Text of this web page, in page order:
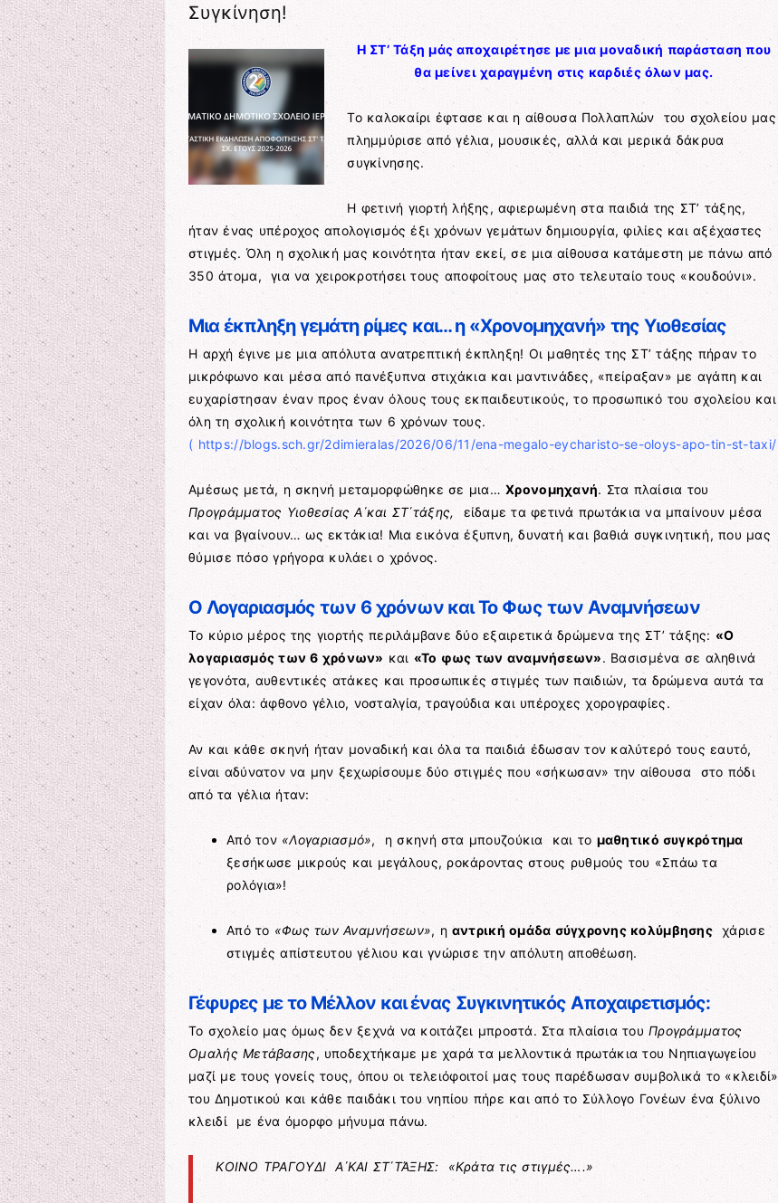
Συγκίνηση!
Η ΣΤ’ Τάξη μάς αποχαιρέτησε με μια μοναδική παράσταση που
θα μείνει χαραγμένη στις καρδιές όλων μας.
Το καλοκαίρι έφτασε και η αίθουσα Πολλαπλών του σχολείου μας
πλημμύρισε από γέλια, μουσικές, αλλά και μερικά δάκρυα
συγκίνησης.
Η φετινή γιορτή λήξης, αφιερωμένη στα παιδιά της ΣΤ’ τάξης,
ήταν ένας υπέροχος απολογισμός έξι χρόνων γεμάτων δημιουργία, φιλίες και αξέχαστες
στιγμές. Όλη η σχολική μας κοινότητα ήταν εκεί, σε μια αίθουσα κατάμεστη με πάνω από
350 άτομα, για να χειροκροτήσει τους αποφοίτους μας στο τελευταίο τους «κουδούνι».
Μια έκπληξη γεμάτη ρίμες και… η «Χρονομηχανή» της Υιοθεσίας
Η αρχή έγινε με μια απόλυτα ανατρεπτική έκπληξη! Οι μαθητές της ΣΤ’ τάξης πήραν το
μικρόφωνο και μέσα από πανέξυπνα στιχάκια και μαντινάδες, «πείραξαν» με αγάπη και
ευχαρίστησαν έναν προς έναν όλους τους εκπαιδευτικούς, το προσωπικό του σχολείου και
όλη τη σχολική κοινότητα των 6 χρόνων τους.
( https://blogs.sch.gr/2dimieralas/2026/06/11/ena-megalo-eycharisto-se-oloys-apo-tin-st-taxi/
Αμέσως μετά, η σκηνή μεταμορφώθηκε σε μια…Χρονομηχανή. Στα πλαίσια του
Προγράμματος Υιοθεσίας Α΄και ΣΤ΄τάξης,
είδαμε τα φετινά πρωτάκια να μπαίνουν μέσα
και να βγαίνουν… ως εκτάκια! Μια εικόνα έξυπνη, δυνατή και βαθιά συγκινητική, που μας
θύμισε πόσο γρήγορα κυλάει ο χρόνος.
Ο Λογαριασμός των 6 χρόνων και Το Φως των Αναμνήσεων
Το κύριο μέρος της γιορτής περιλάμβανε δύο εξαιρετικά δρώμενα της ΣΤ’ τάξης: «Ο
λογαριασμός των 6 χρόνων» και «Το φως των αναμνήσεων». Βασισμένα σε αληθινά
γεγονότα, αυθεντικές ατάκες και προσωπικές στιγμές των παιδιών, τα δρώμενα αυτά τα
είχαν όλα: άφθονο γέλιο, νοσταλγία, τραγούδια και υπέροχες χορογραφίες.
Αν και κάθε σκηνή ήταν μοναδική και όλα τα παιδιά έδωσαν τον καλύτερό τους εαυτό,
είναι αδύνατον να μην ξεχωρίσουμε δύο στιγμές που «σήκωσαν» την αίθουσα στο πόδι
από τα γέλια ήταν:
Από τον «Λογαριασμό», η σκηνή στα μπουζούκια και το μαθητικό συγκρότημα
ξεσήκωσε μικρούς και μεγάλους, ροκάροντας στους ρυθμούς του «Σπάω τα
ρολόγια»!
Από το «Φως των Αναμνήσεων», η αντρική ομάδα σύγχρονης κολύμβησηςχάρισε
στιγμές απίστευτου γέλιου και γνώρισε την απόλυτη αποθέωση.
Γέφυρες με το Μέλλον και ένας Συγκινητικός Αποχαιρετισμός:
Το σχολείο μας όμως δεν ξεχνά να κοιτάζει μπροστά. Στα πλαίσια τουΠρογράμματος
Ομαλής Μετάβασης, υποδεχτήκαμε με χαρά τα μελλοντικά πρωτάκια του Νηπιαγωγείου
μαζί με τους γονείς τους, όπου οι τελειόφοιτοί μας τους παρέδωσαν συμβολικά το «κλειδί»
του Δημοτικού και κάθε παιδάκι του νηπίου πήρε και από το Σύλλογο Γονέων ένα ξύλινο
κλειδί με ένα όμορφο μήνυμα πάνω.
ΚΟΙΝΟ ΤΡΑΓΟΥΔΙ Α΄ΚΑΙ ΣΤ΄ΤΆΞΗΣ: «Κράτα τις στιγμές….»